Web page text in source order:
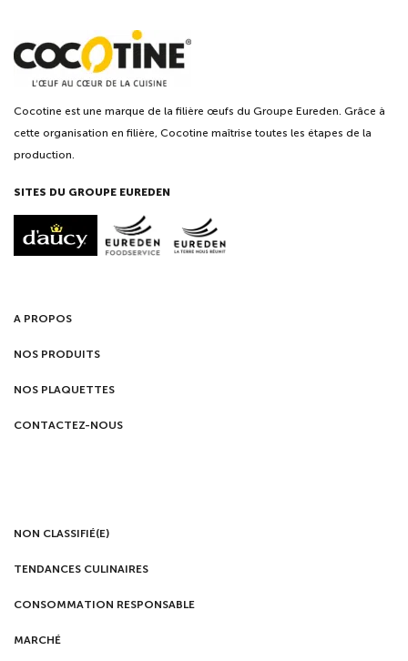
Cocotine est une marque de la filière œufs du Groupe Eureden. Grâce à
cette organisation en filière, Cocotine maîtrise toutes les étapes de la
production.
SITES DU GROUPE EUREDEN
A PROPOS
NOS PRODUITS
NOS PLAQUETTES
CONTACTEZ-NOUS
NON CLASSIFIÉ(E)
TENDANCES CULINAIRES
CONSOMMATION RESPONSABLE
MARCHÉ